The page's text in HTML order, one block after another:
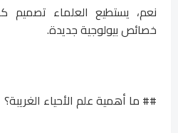
نعم، يستطيع العلماء تصميم
خصائص بيولوجية جديدة.
## ما أهمية علم الأحياء الغريبة؟